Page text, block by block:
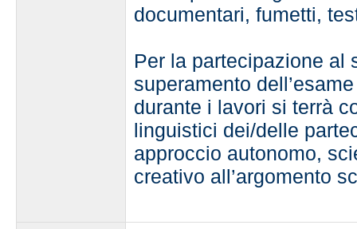
documentari, fumetti,
Per la partecipazione al
superamento
durante i lavori si terrà
linguistici dei/delle
approccio autonomo,
creativo all’argomento